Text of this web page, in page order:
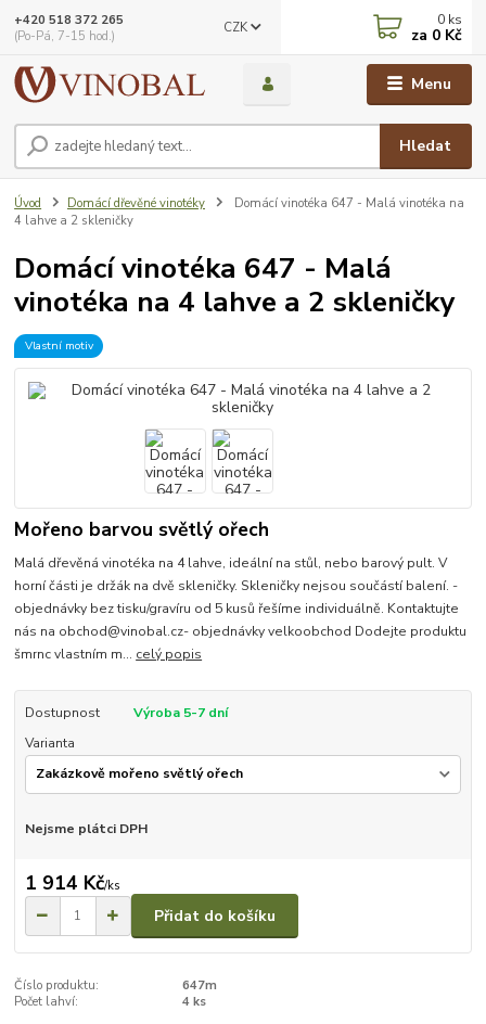
Menu
CZK
Hledat
+420 518 372 265
(Po-Pá, 7-15 hod.)
0 ks
za 0 Kč
Úvod Domácí dřevěné vinotéky
Domácí vinotéka 647 - Malá vinotéka na
4 lahve a 2 skleničky
Domácí vinotéka 647 - Malá
vinotéka na 4 lahve a 2 skleničky
Vlastní motiv
Mořeno barvou světlý ořech
Malá dřevěná vinotéka na 4 lahve, ideální na stůl, nebo barový pult. V
horní části je držák na dvě skleničky. Skleničky nejsou součástí balení. -
objednávky bez tisku/gravíru od 5 kusů řešíme individuálně. Kontaktujte
nás na obchod@vinobal.cz- objednávky velkoobchod Dodejte produktu
šmrnc vlastním m... celý popis
Dostupnost
Výroba 5-7 dní
Varianta
Nejsme plátci DPH
1 914 Kč/ks
Přidat do košíku
Číslo produktu:
647m
Počet lahví:
4 ks